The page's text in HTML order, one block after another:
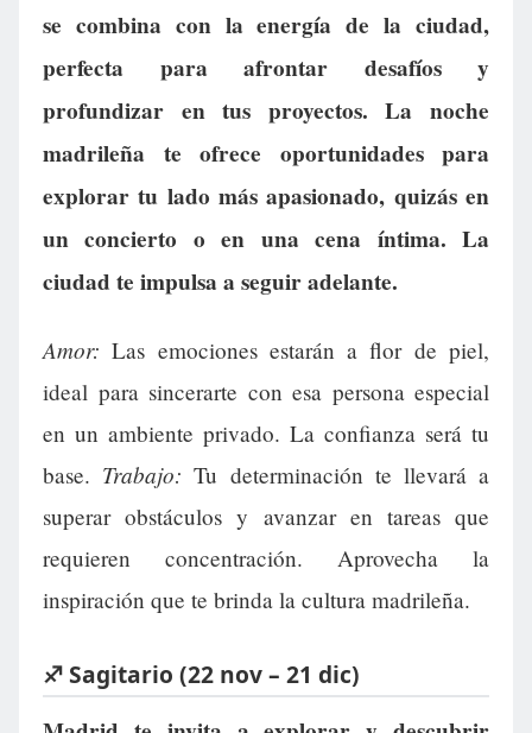
se combina con la energía de la ciudad,
perfecta para afrontar desafíos y
profundizar en tus proyectos. La noche
madrileña te ofrece oportunidades para
explorar tu lado más apasionado, quizás en
un concierto o en una cena íntima. La
ciudad te impulsa a seguir adelante.
Amor: Las emociones estarán a flor de piel,
ideal para sincerarte con esa persona especial
en un ambiente privado. La confianza será tu
base. Trabajo: Tu determinación te llevará a
superar obstáculos y avanzar en tareas que
requieren concentración. Aprovecha la
inspiración que te brinda la cultura madrileña.
♐ Sagitario (22 nov – 21 dic)